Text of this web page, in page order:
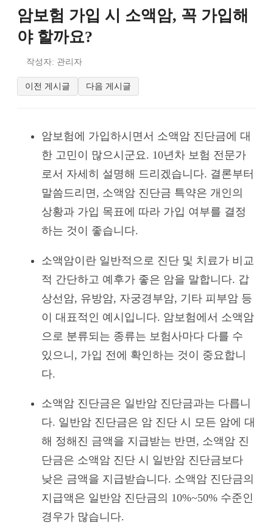
암보험 가입 시 소액암, 꼭 가입해
야 할까요?
작성자: 관리자
이전 게시글 다음 게시글
암보험에 가입하시면서 소액암 진단금에 대
한 고민이 많으시군요. 10년차 보험 전문가
로서 자세히 설명해 드리겠습니다. 결론부터
말씀드리면, 소액암 진단금 특약은 개인의
상황과 가입 목표에 따라 가입 여부를 결정
하는 것이 좋습니다.
소액암이란 일반적으로 진단 및 치료가 비교
적 간단하고 예후가 좋은 암을 말합니다. 갑
상선암, 유방암, 자궁경부암, 기타 피부암 등
이 대표적인 예시입니다. 암보험에서 소액암
으로 분류되는 종류는 보험사마다 다를 수
있으니, 가입 전에 확인하는 것이 중요합니
다.
소액암 진단금은 일반암 진단금과는 다릅니
다. 일반암 진단금은 암 진단 시 모든 암에 대
해 정해진 금액을 지급받는 반면, 소액암 진
단금은 소액암 진단 시 일반암 진단금보다
낮은 금액을 지급받습니다. 소액암 진단금의
지급액은 일반암 진단금의 10%~50% 수준인
경우가 많습니다.